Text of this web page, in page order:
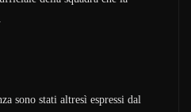
sono stati altresì espressi dal